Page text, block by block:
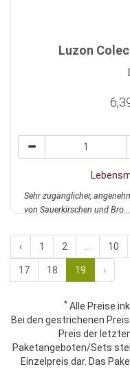
Luzon
Sehr zugänglicher,
von Sauerkirschen und Bro...
‹ 1 2 ... 10
17 18 19 ›
*Alle Preise
Bei den gestrichenen
Preis der
Paketangeboten/Sets
Einzelpreis dar. Das